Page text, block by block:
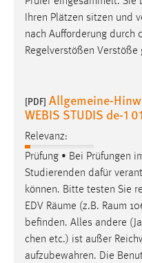
Ihren Plätzen sitzen und
nach Aufforderung durch
Regelverstößen Verstöße
[PDF] Allgemeine-
WEBIS STUDIS de-1 01
Relevanz:
Prüfung • Bei Prüfungen
Studierenden dafür
können. Bitte testen Sie
EDV Räume (z.B. Raum
befinden. Alles andere
chen etc.) ist außer
aufzubewahren. Die
EXTERNE MEDIEN
Um Inhalte von
Plattformen anzeigen
YouTube
Vimeo